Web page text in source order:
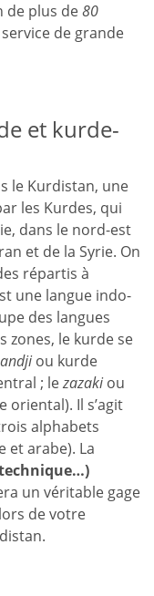
de plus de80
de grande
et kurde-
le Kurdistan, une
les Kurdes, qui
dans le nord-est
et de la Syrie. On
répartis à
une langue indo-
des langues
zones, le kurde se
ou kurde
; lezazakiou
oriental). Il s’agit
alphabets
et arabe). La
un véritable gage
de votre